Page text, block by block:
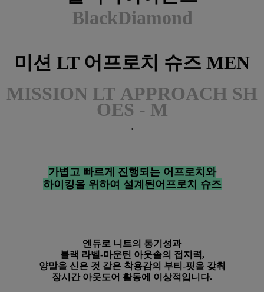
BlackDiamond
미션 LT 어프로치 슈즈 MEN
MISSION LT APPROACH SH
OES - M
'
가볍고 빠르게 진행되는 어프로치와
하이킹을 위하여 설계된어프로치 슈즈
엔듀로 니트의 통기성과
블랙 라벨-마운틴 아웃솔의 접지력,
양말을 신은 것 같은 착용감의 부티-핏을 갖춰
장시간 아웃도어 활동에 이상적입니다.